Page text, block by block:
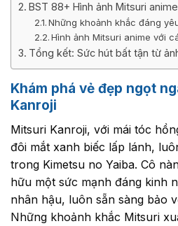
BST 88+ Hình ảnh Mitsuri
Những khoảnh khắc đáng
Hình ảnh Mitsuri anime với
Tổng kết: Sức hút bất tận từ
Khám phá vẻ đẹp ngọt
Kanroji
Mitsuri Kanroji, với mái tóc
đôi mắt xanh biếc lấp lánh,
trong Kimetsu no Yaiba. Cô
hữu một sức mạnh đáng kinh
nhân hậu, luôn sẵn sàng bảo
Những khoảnh khắc Mitsuri